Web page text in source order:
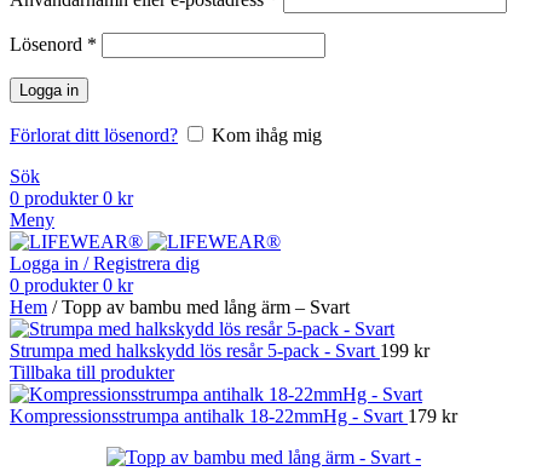
Lösenord *
Logga in
Förlorat ditt lösenord?
Kom ihåg mig
Sök
0 produkter 0 kr
Meny
Logga in / Registrera dig
0 produkter 0 kr
Hem /Topp av bambu med lång ärm – Svart
Strumpa med halkskydd lös resår 5-pack - Svart 199 kr
Tillbaka till produkter
Kompressionsstrumpa antihalk 18-22mmHg - Svart 179 kr